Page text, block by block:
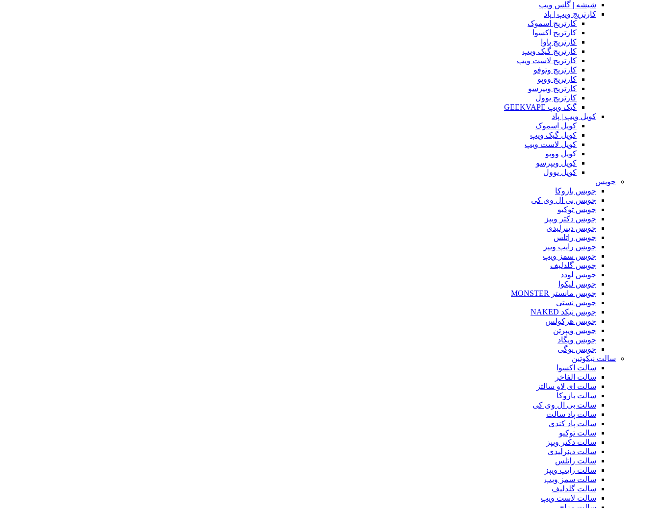
شیشه | گلس ویپ
کارتریج ویپ | پاد
کارتریج اسموک
کارتریج اکسوا
کارتریج پاوا
کارتریج گیک ویپ
کارتریج لاست ویپ
کارتریج وتوفو
کارتریج ووپو
کارتریج ویپرسو
کارتریج یوول
گیک ویپ GEEKVAPE
کویل ویپ | پاد
کویل اسموک
کویل گیک ویپ
کویل لاست ویپ
کویل ووپو
کویل ویپرسو
کویل یوول
جویس‌
جویس بازوکا
جویس بی ال وی کی
جویس توکیو
جویس دکتر ویپز
جویس دینرلیدی
جویس راتلس
جویس رایپ ویپز
جویس سمز ویپ
جویس گلدلیف
جویس لودد
جویس لیکوا
جویس مانستر MONSTER
جویس نستی
جویس نیکد NAKED
جویس هرکولس
جویس ویپرتن
جویس ویگاد
جویس یوگی
سالت نیکوتین
سالت اکسوا
سالت الفاخر
سالت ای لاو سالتز
سالت بازوکا
سالت بی ال وی کی
سالت پاد سالت
سالت پاد کندی
سالت توکیو
سالت دکتر ویپز
سالت دینرلیدی
سالت راتلس
سالت رایپ ویپز
سالت سمز ویپ
سالت گلدلیف
سالت لاست ویپ